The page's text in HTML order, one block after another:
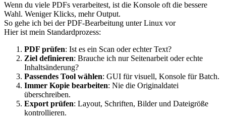
Wenn du viele PDFs verarbeitest, ist die Konsole oft die bessere
Wahl. Weniger Klicks, mehr Output.
So gehe ich bei der PDF-Bearbeitung unter Linux vor
Hier ist mein Standardprozess:
PDF prüfen: Ist es ein Scan oder echter Text?
Ziel definieren: Brauche ich nur Seitenarbeit oder echte
Inhaltsänderung?
Passendes Tool wählen: GUI für visuell, Konsole für Batch.
Immer Kopie bearbeiten: Nie die Originaldatei
überschreiben.
Export prüfen: Layout, Schriften, Bilder und Dateigröße
kontrollieren.